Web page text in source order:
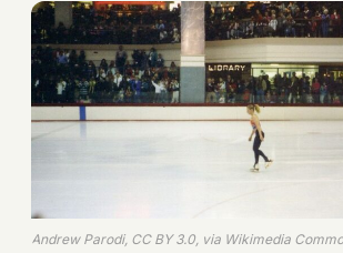
Andrew Parodi, CC BY 3.0, via Wikimedia